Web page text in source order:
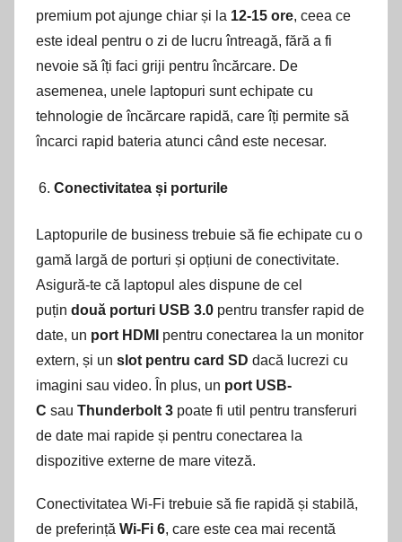
premium pot ajunge chiar și la 12-15 ore, ceea ce
este ideal pentru o zi de lucru întreagă, fără a fi
nevoie să îți faci griji pentru încărcare. De
asemenea, unele laptopuri sunt echipate cu
tehnologie de încărcare rapidă, care îți permite să
încarci rapid bateria atunci când este necesar.
Conectivitatea și porturile
Laptopurile de business trebuie să fie echipate cu o
gamă largă de porturi și opțiuni de conectivitate.
Asigură-te că laptopul ales dispune de cel
puțin două porturi USB 3.0 pentru transfer rapid de
date, un port HDMI
pentru conectarea la un monitor
extern, și un slot pentru card SD dacă lucrezi cu
imagini sau video. În plus, un port USB-
C sau Thunderbolt 3 poate fi util pentru transferuri
de date mai rapide și pentru conectarea la
dispozitive externe de mare viteză.
Conectivitatea Wi-Fi trebuie să fie rapidă și stabilă,
de preferință Wi-Fi 6, care este cea mai recentă